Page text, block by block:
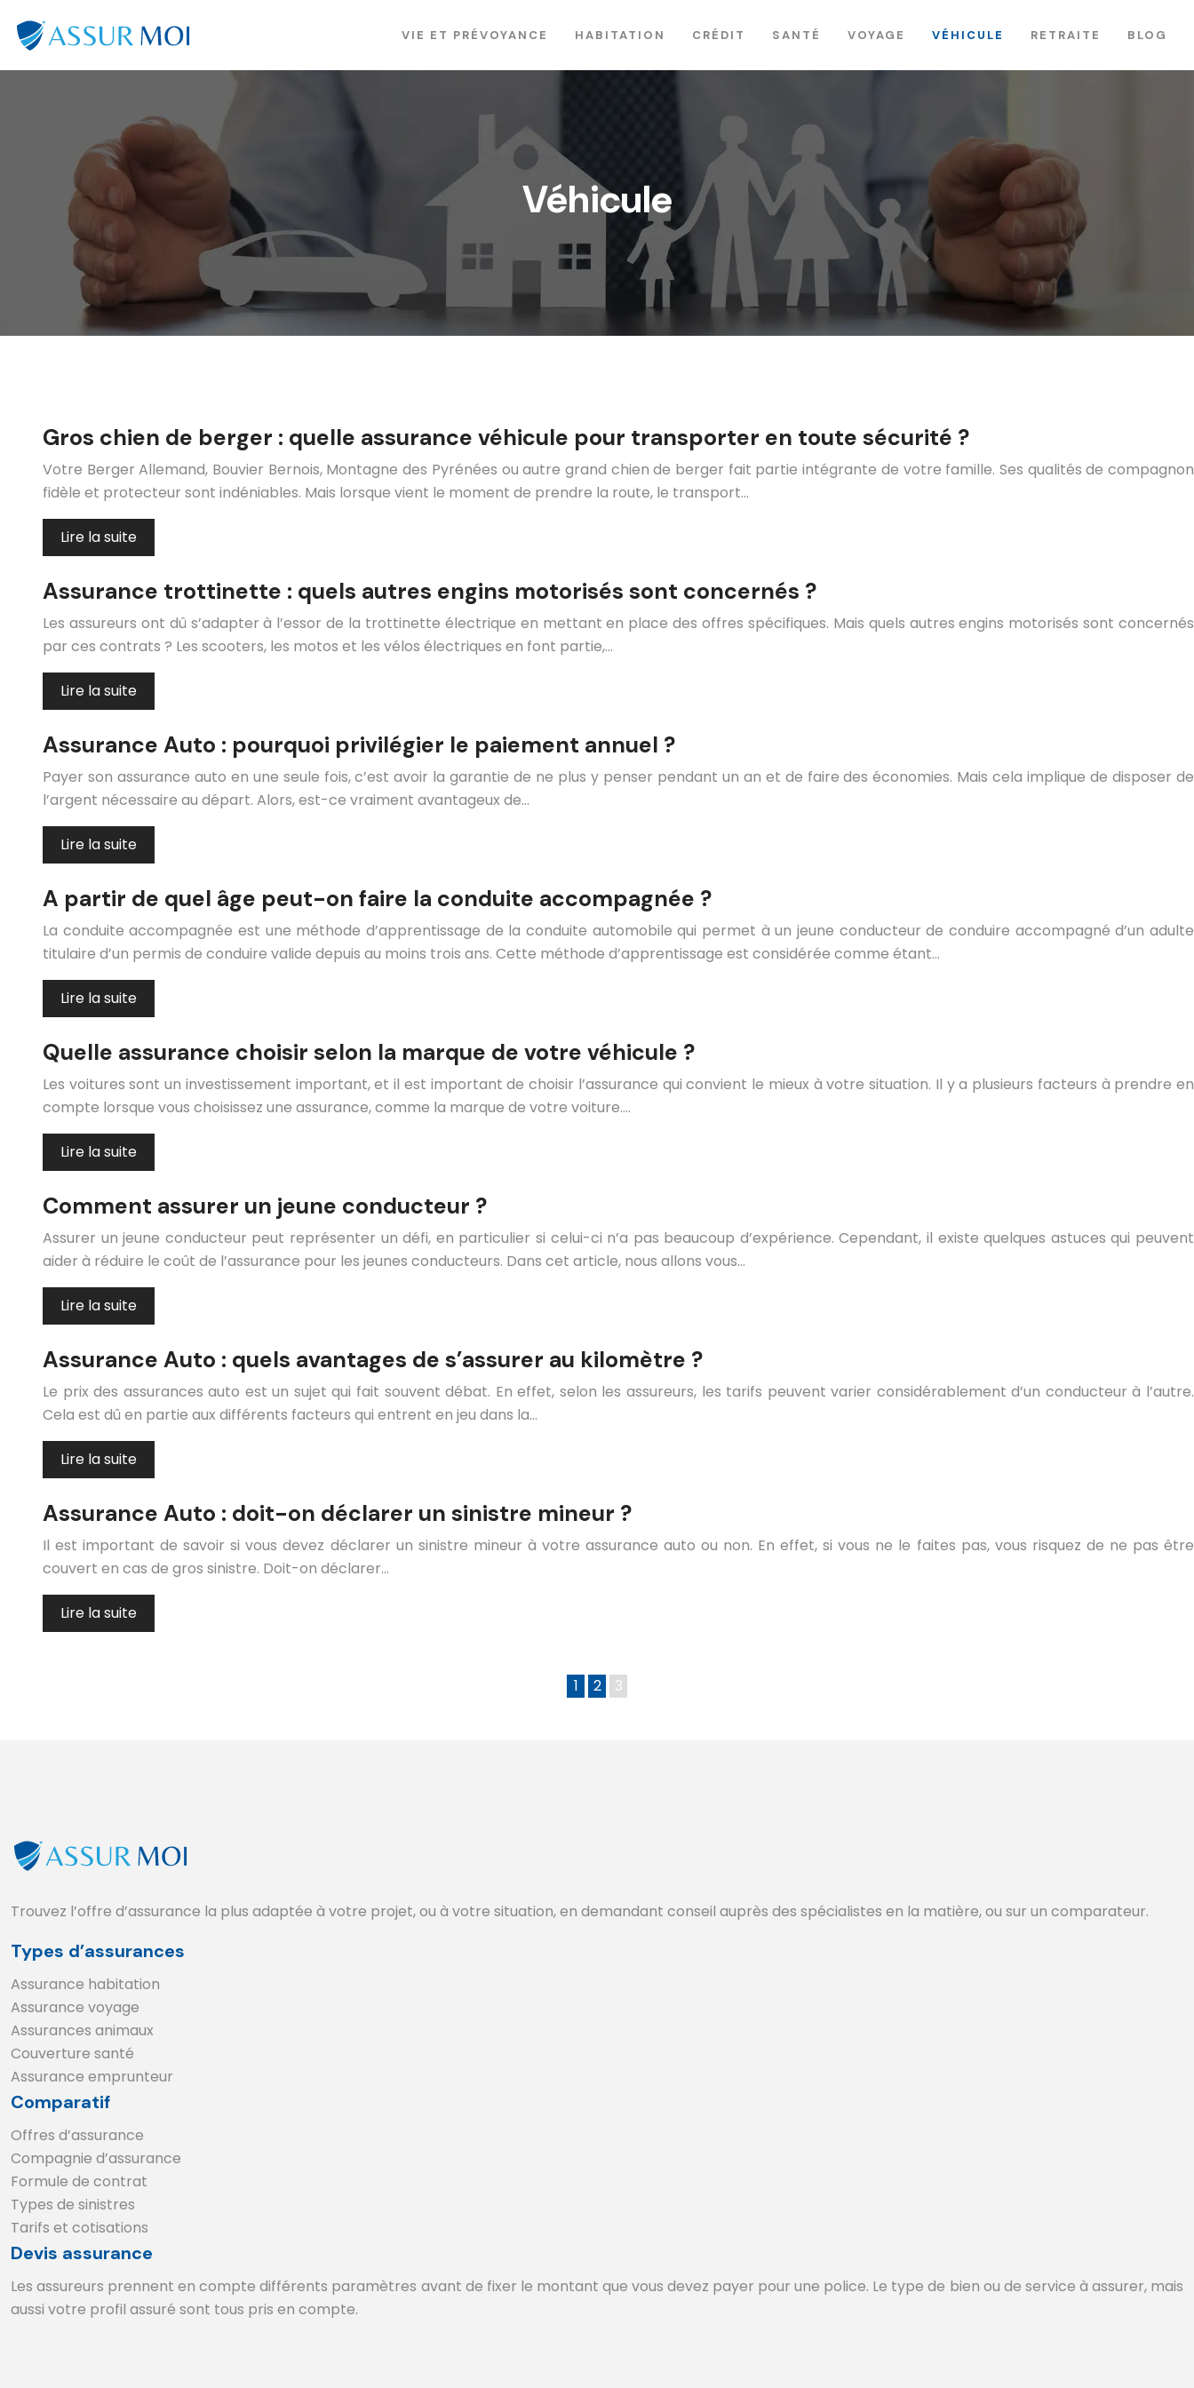
VIE ET PRÉVOYANCE HABITATION CRÉDIT SANTÉ VOYAGE VÉHICULE RETRAITE BLOG
Véhicule
Gros chien de berger : quelle assurance véhicule pour transporter en toute sécurité ?
Votre Berger Allemand, Bouvier Bernois, Montagne des Pyrénées ou autre grand chien de berger fait partie intégrante de votre famille. Ses qualités de compagnon
fidèle et protecteur sont indéniables. Mais lorsque vient le moment de prendre la route, le transport…
Lire la suite
Assurance trottinette : quels autres engins motorisés sont concernés ?
Les assureurs ont dû s’adapter à l’essor de la trottinette électrique en mettant en place des offres spécifiques. Mais quels autres engins motorisés sont concernés
par ces contrats ? Les scooters, les motos et les vélos électriques en font partie,…
Lire la suite
Assurance Auto : pourquoi privilégier le paiement annuel ?
Payer son assurance auto en une seule fois, c’est avoir la garantie de ne plus y penser pendant un an et de faire des économies. Mais cela implique de disposer de
l’argent nécessaire au départ. Alors, est-ce vraiment avantageux de…
Lire la suite
A partir de quel âge peut-on faire la conduite accompagnée ?
La conduite accompagnée est une méthode d’apprentissage de la conduite automobile qui permet à un jeune conducteur de conduire accompagné d’un adulte
titulaire d’un permis de conduire valide depuis au moins trois ans. Cette méthode d’apprentissage est considérée comme étant…
Lire la suite
Quelle assurance choisir selon la marque de votre véhicule ?
Les voitures sont un investissement important, et il est important de choisir l’assurance qui convient le mieux à votre situation. Il y a plusieurs facteurs à prendre en
compte lorsque vous choisissez une assurance, comme la marque de votre voiture….
Lire la suite
Comment assurer un jeune conducteur ?
Assurer un jeune conducteur peut représenter un défi, en particulier si celui-ci n’a pas beaucoup d’expérience. Cependant, il existe quelques astuces qui peuvent
aider à réduire le coût de l’assurance pour les jeunes conducteurs. Dans cet article, nous allons vous…
Lire la suite
Assurance Auto : quels avantages de s’assurer au kilomètre ?
Le prix des assurances auto est un sujet qui fait souvent débat. En effet, selon les assureurs, les tarifs peuvent varier considérablement d’un conducteur à l’autre.
Cela est dû en partie aux différents facteurs qui entrent en jeu dans la…
Lire la suite
Assurance Auto : doit-on déclarer un sinistre mineur ?
Il est important de savoir si vous devez déclarer un sinistre mineur à votre assurance auto ou non. En effet, si vous ne le faites pas, vous risquez de ne pas être
couvert en cas de gros sinistre. Doit-on déclarer…
Lire la suite
1 2 3
Trouvez l’offre d’assurance la plus adaptée à votre projet, ou à votre situation, en demandant conseil auprès des spécialistes en la matière, ou sur un comparateur.
Types d’assurances
Assurance habitation
Assurance voyage
Assurances animaux
Couverture santé
Assurance emprunteur
Comparatif
Offres d’assurance
Compagnie d’assurance
Formule de contrat
Types de sinistres
Tarifs et cotisations
Devis assurance
Les assureurs prennent en compte différents paramètres avant de fixer le montant que vous devez payer pour une police. Le type de bien ou de service à assurer, mais
aussi votre profil assuré sont tous pris en compte.